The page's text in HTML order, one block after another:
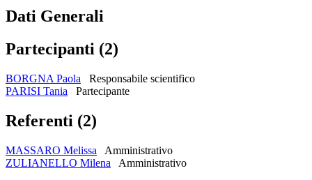
Dati Generali
Partecipanti (2)
BORGNA Paola
Responsabile scientifico
PARISI Tania
Partecipante
Referenti (2)
MASSARO Melissa
Amministrativo
ZULIANELLO Milena
Amministrativo